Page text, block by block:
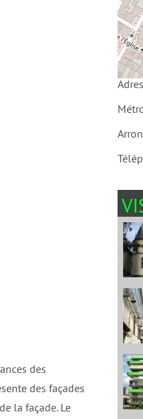
des
des façades
la façade. Le